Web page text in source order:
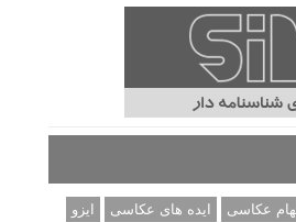
عکاسی ایده های عکاسی
ایزو